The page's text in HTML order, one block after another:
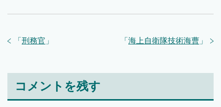
「 海上自衛隊技術海曹 」
「 刑務官 」
コメントを残す